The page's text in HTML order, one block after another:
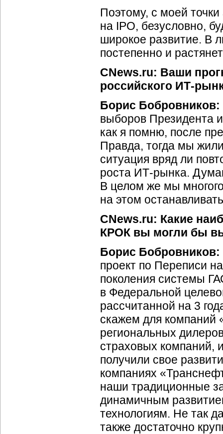
Поэтому, с моей
на IPO, безусловно,
широкое развитие. В
постепенно и
CNews.ru: Ваши
российского ИТ-
Борис Бобровников:
выборов Президента
как я помню, после
Правда, тогда мы
ситуация вряд ли
роста ИТ-рынка.
В целом же мы
на этом
CNews.ru: Какие
КРОК вы могли бы
Борис Бобровников:
проект по Переписи
поколения системы
в Федеральной
рассчитанной на 3
скажем для компаний
региональных
страховых компаний,
получили свое
компаниях
наши традиционные
динамичным
технологиям. Не так
также достаточно